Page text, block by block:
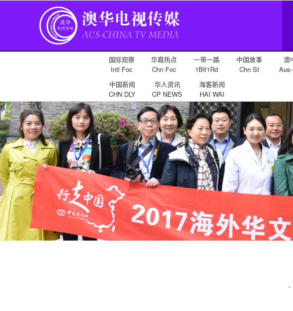
国际观察
Intl Foc
华裔热点
Chn Foc
一带一路
1Blt1Rd
中国故事
Chn St
澳
中国新闻
CHN DLY
华人资讯
CP NEWS
海客新闻
HAI WAI